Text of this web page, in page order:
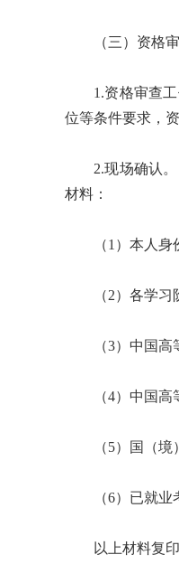
（三）资格
1.资格审查
位等条件要求，
2.现场确认
材料：
（1）本人
（2）各学
（3）中国
（4）中国
（5）国（
（6）已就
以上材料复